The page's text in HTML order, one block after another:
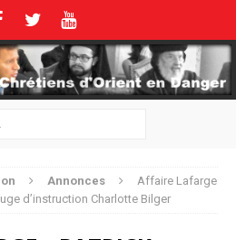
Annonces
Affaire Lafarge
d’instruction Charlotte Bilger